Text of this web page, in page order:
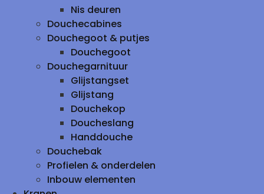
Nis deuren
Douchecabines
Douchegoot & putjes
Douchegoot
Douchegarnituur
Glijstangset
Glijstang
Douchekop
Doucheslang
Handdouche
Douchebak
Profielen & onderdelen
Inbouw elementen